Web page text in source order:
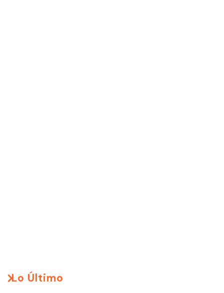
Lo Último